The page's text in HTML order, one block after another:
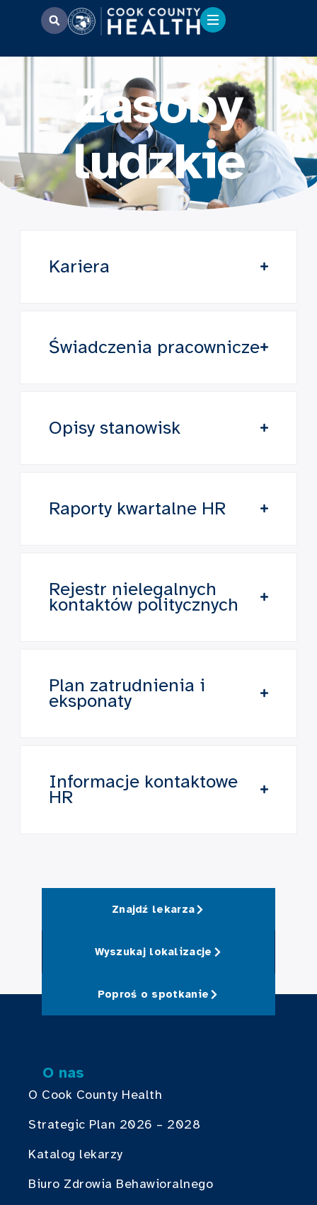
Zasoby
ludzkie
Kariera
Świadczenia pracownicze
Opisy stanowisk
Raporty kwartalne HR
Rejestr nielegalnych
kontaktów politycznych
Plan zatrudnienia i
eksponaty
Informacje kontaktowe
HR
Znajdź lekarza
Wyszukaj lokalizacje
Poproś o spotkanie
O nas
O Cook County Health
Strategic Plan 2026 – 2028
Katalog lekarzy
Biuro Zdrowia Behawioralnego